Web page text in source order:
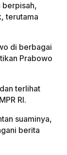
berpisah,
terutama
di berbagai
Prabowo
terlihat
RI.
suaminya,
berita